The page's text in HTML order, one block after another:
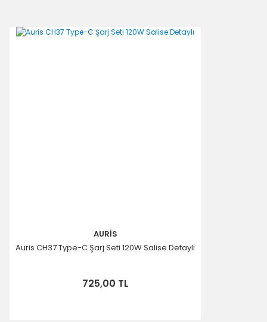
AURİS
Auris CH37 Type-C Şarj Seti 120W Salise Detaylı
725,00 TL